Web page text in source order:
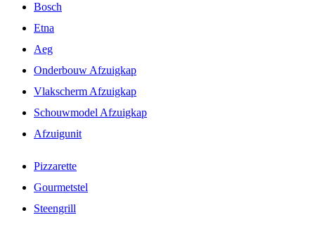
Bosch
Etna
Aeg
Onderbouw Afzuigkap
Vlakscherm Afzuigkap
Schouwmodel Afzuigkap
Afzuigunit
Pizzarette
Gourmetstel
Steengrill